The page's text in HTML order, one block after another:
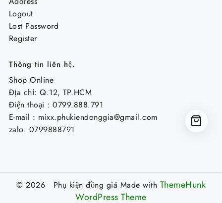
Logout
Lost Password
Register
Thông tin liên hệ.
Shop Online
Địa chỉ: Q.12, TP.HCM
Điện thoại : 0799.888.791
E-mail : mixx.phukiendonggia@gmail.com
zalo: 0799888791
© 2026 Phụ kiện đồng giá Made with ThemeHunk
WordPress Theme